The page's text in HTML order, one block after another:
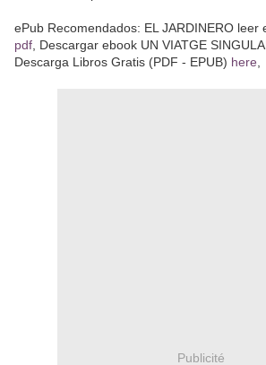
ePub Recomendados: EL JARDINERO leer
pdf, Descargar ebook UN VIATGE
Descarga Libros Gratis (PDF - EPUB) here,
Publicité